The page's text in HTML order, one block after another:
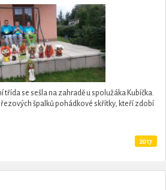
třída se sešla na zahradě u spolužáka Kubíčka.
špalků pohádkové skřítky, kteří zdobí
2017